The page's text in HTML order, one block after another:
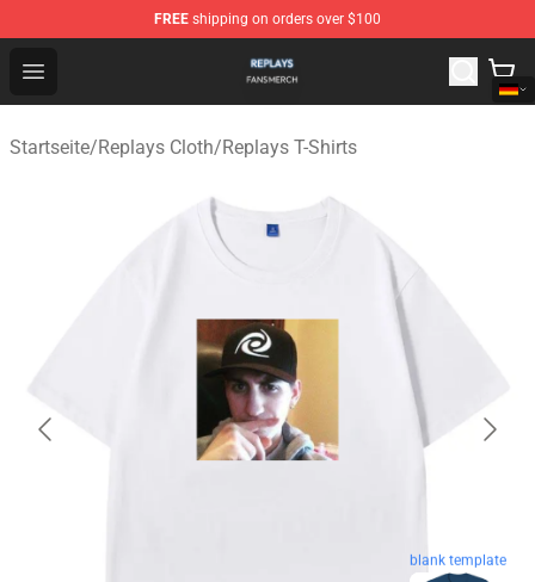
FREE shipping on orders over $100
Open menu
Replays Shop - Official Replays Merchandise Store
Startseite/Replays Cloth/Replays T-Shirts
blank template